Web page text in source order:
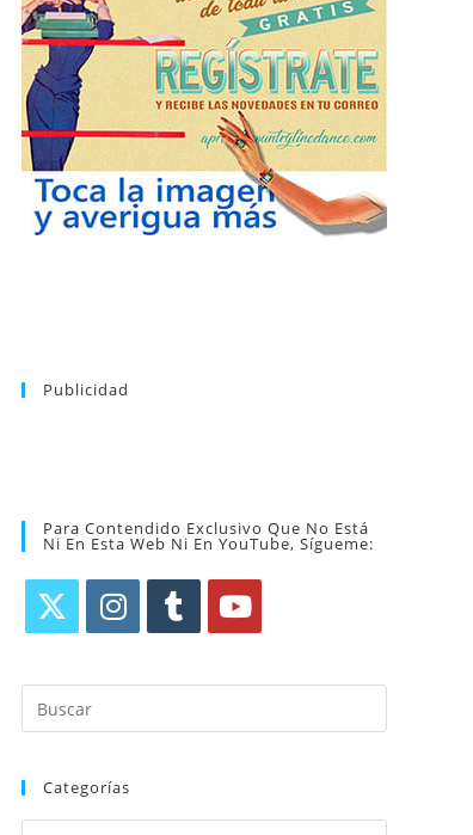
Tras registrarte tendrás acceso completo a
la web. Puedes consultar el directorio
alfabético de vídeos tutoriales y aprender la
coreografía que más te apetezca. Recibirás
en tu correo la newsletter con las
novedades tanto en el blog, como de
nuevos bailes. En cualquier momento
puedes dar de baja tu suscripción a la
newsletter sin dejar de estar registrado.
REGÍSTRATE
Publicidad
Para Contendido Exclusivo Que No Está
Ni En Esta Web Ni En YouTube, Sígueme:
Categorías